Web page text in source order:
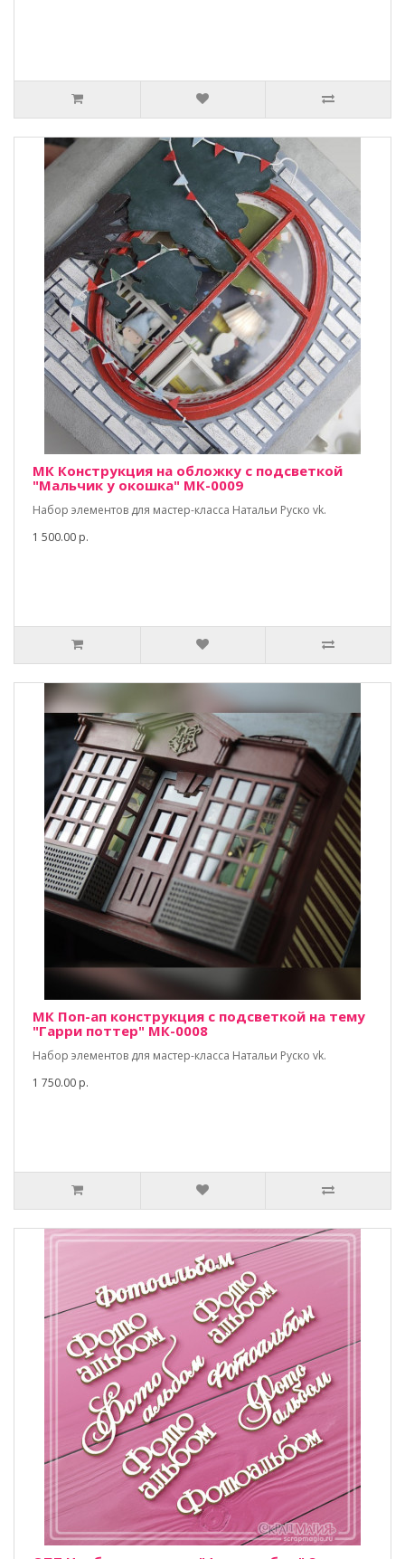
МК Конструкция на обложку с подсветкой
"Мальчик у окошка" МК-0009
Набор элементов для мастер-класса Натальи Руско vk.
1 500.00 р.
МК Поп-ап конструкция с подсветкой на тему
"Гарри поттер" МК-0008
Набор элементов для мастер-класса Натальи Руско vk.
1 750.00 р.